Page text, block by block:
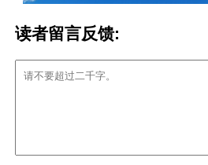
读者留言反馈: